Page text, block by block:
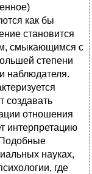
как бы
становится
смыкающимся с
степени
наблюдателя.
создавать
отношения
интерпретацию
науках,
где